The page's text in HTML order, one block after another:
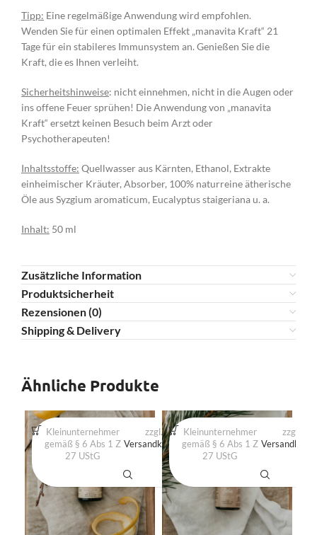
Tipp: Eine regelmäßige Anwendung wird empfohlen.
Wenden Sie für einen optimalen Effekt „manavita Kraft“ 21
Tage für ein stabileres Immunsystem an. Genießen Sie die
Kraft, die es Ihnen verleiht.
Sicherheitshinweise: nicht einnehmen, nicht in die Augen oder
ins offene Feuer sprühen! Die Anwendung von „manavita
Kraft“ ersetzt keinen Besuch beim Arzt oder
Psychotherapeuten!
Inhaltsstoffe: Quellwasser aus Kärnten, Ethanol, Extrakte
einheimischer Kräuter, Absorber, 100% naturreine ätherische
Öle aus Syzgium aromaticum, Eucalyptus staigeriana u. a.
Inhalt: 50 ml
Zusätzliche Information
Produktsicherheit
Rezensionen (0)
Shipping & Delivery
Ähnliche Produkte
Kleinunternehmer
gemäß § 6 Abs 1 Z
27 UStG
zzgl.
Versandkosten
Produkt
enthält:
50ml
Kleinunternehmer
gemäß § 6 Abs 1 Z
27 UStG
zzgl.